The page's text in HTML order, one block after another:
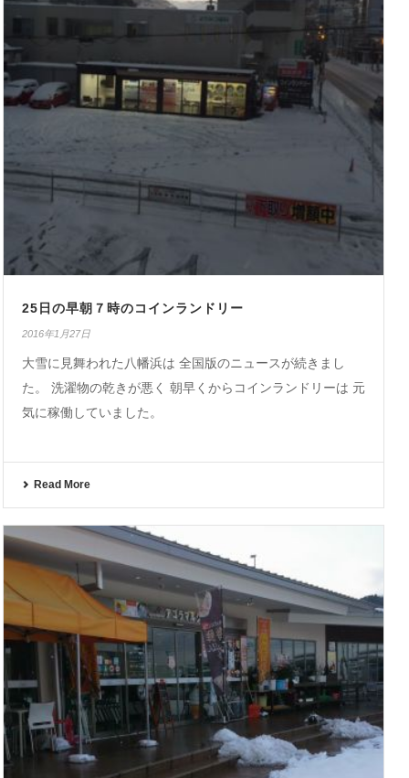
25日の早朝７時のコインランドリー
2016年1月27日
大雪に見舞われた八幡浜は 全国版のニュースが続きまし
た。 洗濯物の乾きが悪く 朝早くからコインランドリーは 元
気に稼働していました。
Read More